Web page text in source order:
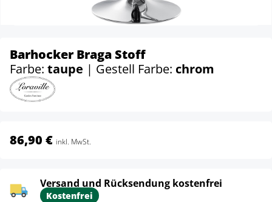
Barhocker Braga Stoff
Farbe: taupe | Gestell Farbe: chrom
86,90 € inkl. MwSt.
Versand und Rücksendung kostenfrei
Kostenfrei